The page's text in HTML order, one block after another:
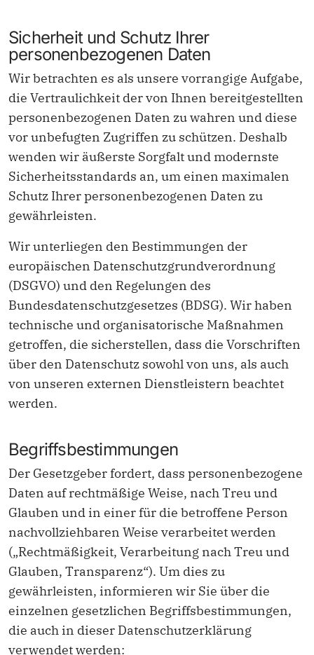
Sicherheit und Schutz Ihrer
personenbezogenen Daten
Wir betrachten es als unsere vorrangige Aufgabe,
die Vertraulichkeit der von Ihnen bereitgestellten
personenbezogenen Daten zu wahren und diese
vor unbefugten Zugriffen zu schützen. Deshalb
wenden wir äußerste Sorgfalt und modernste
Sicherheitsstandards an, um einen maximalen
Schutz Ihrer personenbezogenen Daten zu
gewährleisten.
Wir unterliegen den Bestimmungen der
europäischen Datenschutzgrundverordnung
(DSGVO) und den Regelungen des
Bundesdatenschutzgesetzes (BDSG). Wir haben
technische und organisatorische Maßnahmen
getroffen, die sicherstellen, dass die Vorschriften
über den Datenschutz sowohl von uns, als auch
von unseren externen Dienstleistern beachtet
werden.
Begriffsbestimmungen
Der Gesetzgeber fordert, dass personenbezogene
Daten auf rechtmäßige Weise, nach Treu und
Glauben und in einer für die betroffene Person
nachvollziehbaren Weise verarbeitet werden
(„Rechtmäßigkeit, Verarbeitung nach Treu und
Glauben, Transparenz“). Um dies zu
gewährleisten, informieren wir Sie über die
einzelnen gesetzlichen Begriffsbestimmungen,
die auch in dieser Datenschutzerklärung
verwendet werden: